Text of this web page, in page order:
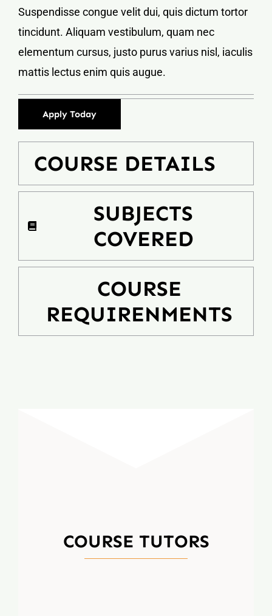
Suspendisse congue velit dui, quis dictum tortor
tincidunt. Aliquam vestibulum, quam nec
elementum cursus, justo purus varius nisl, iaculis
mattis lectus enim quis augue.
Apply Today
COURSE DETAILS
SUBJECTS
COVERED
COURSE
REQUIRENMENTS
COURSE TUTORS